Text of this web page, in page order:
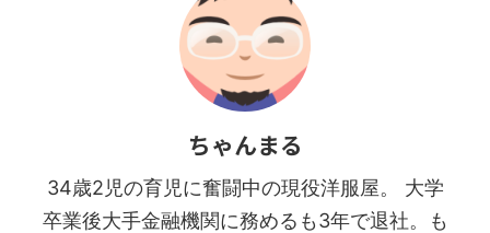
ちゃんまる
34歳2児の育児に奮闘中の現役洋服屋。 大学
卒業後大手金融機関に務めるも3年で退社。も